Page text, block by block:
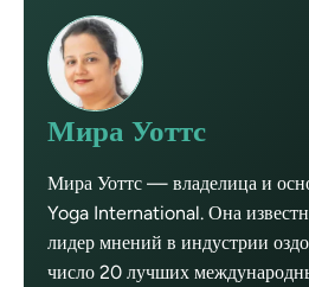
Мира Уоттс
Мира Уоттс — владелица и
Yoga International. Она
лидер мнений в индустрии
число 20 лучших